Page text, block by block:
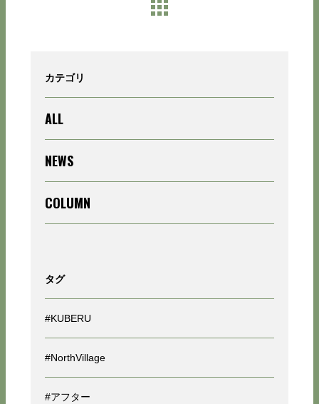
カテゴリ
ALL
NEWS
COLUMN
タグ
#KUBERU
#NorthVillage
#アフター